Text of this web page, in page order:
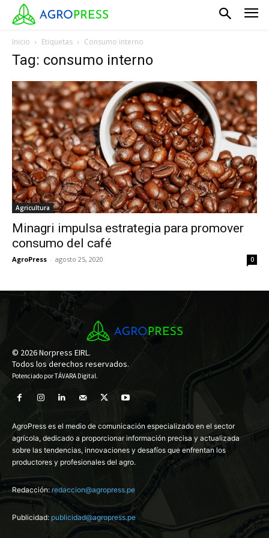
Inicio Etiquetas Consumo interno
Tag: consumo interno
Agricultura
Minagri impulsa estrategia para promover
consumo del café
AgroPress - agosto 25, 2020 0
© 2026 Norpress EIRL.
Todos los derechos reservados.
Potenciado porTÁVARA Digital.
AgroPress es el medio de comunicación especializado en el sector
agrícola, dedicado a proporcionar información precisa y actualizada
sobre las tendencias, innovaciones y desafíos que enfrentan los
productores y profesionales del agro.
Redacción: redaccion@agropress.pe
Publicidad: publicidad@agropress.pe